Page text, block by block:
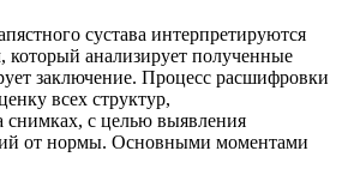
сустава интерпретируются
который анализирует полученные
заключение. Процесс расшифровки
всех структур,
снимках, с целью выявления
от нормы. Основными моментами